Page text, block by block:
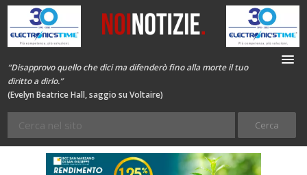
“Disapprovo quello che dici ma difenderò fino alla morte il tuo
diritto a dirlo.”
(Evelyn Beatrice Hall, saggio su Voltaire)